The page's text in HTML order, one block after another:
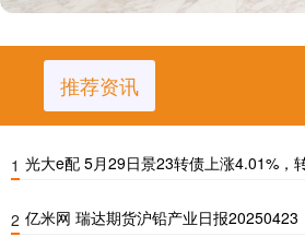
推荐资讯
1 光大e配 5月29日景23转债上涨4.01%，
2 亿米网 瑞达期货沪铅产业日报20250423